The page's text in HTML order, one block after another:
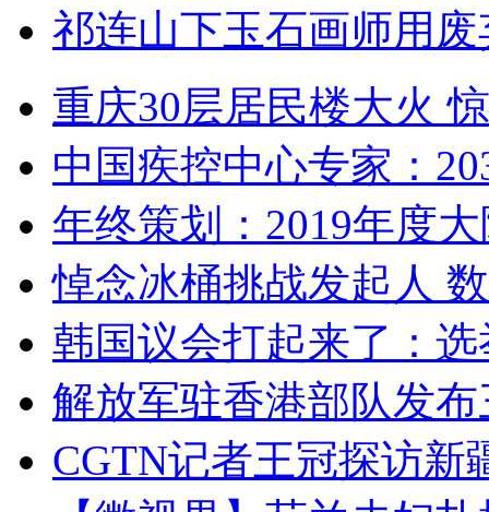
祁连山下玉石画师用
重庆30层居民楼大火
中国疾控中心专家：
年终策划：2019年度
悼念冰桶挑战发起人
韩国议会打起来了：
解放军驻香港部队发
CGTN记者王冠探访新